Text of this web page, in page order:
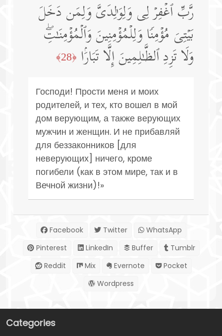
رَّبِّ ٱغۡفِرۡ لِی وَلِوَ ٰ⁠لِدَیَّ وَلِمَن دَخَلَ
بَیۡتِیَ مُؤۡمِنࣰا وَلِلۡمُؤۡمِنِینَ وَٱلۡمُؤۡمِنَـٰتِۖ
وَلَا تَزِدِ ٱلظَّـٰلِمِینَ إِلَّا تَبَارَۢا ﴿28﴾
Господи! Прости меня и моих
родителей, и тех, кто вошел в мой
дом верующим, а также верующих
мужчин и женщин. И не прибавляй
для беззаконников [для
неверующих] ничего, кроме
погибели (как в этом мире, так и в
Вечной жизни)!»
Facebook Twitter
WhatsApp
Pinterest
LinkedIn Buffer
Tumblr
Reddit
Mix Evernote
Pocket
Wordpress
Categories